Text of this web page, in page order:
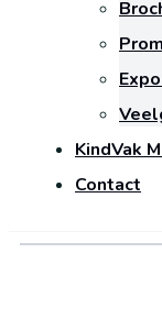
KindVak
Contact